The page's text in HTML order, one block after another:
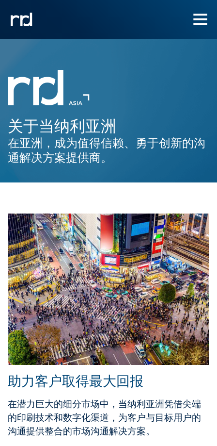
关于当纳利亚洲
在亚洲，成为值得信赖、勇于创新的沟
通解决方案提供商。
助力客户取得最大回报
在潜力巨大的细分市场中，当纳利亚洲凭借尖端
的印刷技术和数字化渠道，为客户与目标用户的
沟通提供整合的市场沟通解决方案。